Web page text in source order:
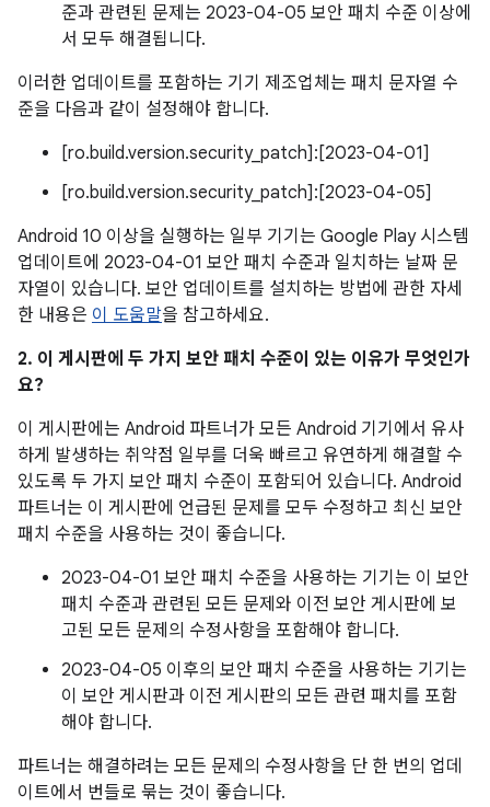
준과 관련된 문제는 2023-04-05 보안 패치 수준 이상에
서 모두 해결됩니다.
이러한 업데이트를 포함하는 기기 제조업체는 패치 문자열 수
준을 다음과 같이 설정해야 합니다.
[ro.build.version.security_patch]:[2023-04-01]
[ro.build.version.security_patch]:[2023-04-05]
Android 10 이상을 실행하는 일부 기기는 Google Play 시스템
업데이트에 2023-04-01 보안 패치 수준과 일치하는 날짜 문
자열이 있습니다. 보안 업데이트를 설치하는 방법에 관한 자세
한 내용은 이 도움말을 참고하세요.
2. 이 게시판에 두 가지 보안 패치 수준이 있는 이유가 무엇인가
요?
이 게시판에는 Android 파트너가 모든 Android 기기에서 유사
하게 발생하는 취약점 일부를 더욱 빠르고 유연하게 해결할 수
있도록 두 가지 보안 패치 수준이 포함되어 있습니다. Android
파트너는 이 게시판에 언급된 문제를 모두 수정하고 최신 보안
패치 수준을 사용하는 것이 좋습니다.
2023-04-01 보안 패치 수준을 사용하는 기기는 이 보안
패치 수준과 관련된 모든 문제와 이전 보안 게시판에 보
고된 모든 문제의 수정사항을 포함해야 합니다.
2023-04-05 이후의 보안 패치 수준을 사용하는 기기는
이 보안 게시판과 이전 게시판의 모든 관련 패치를 포함
해야 합니다.
파트너는 해결하려는 모든 문제의 수정사항을 단 한 번의 업데
이트에서 번들로 묶는 것이 좋습니다.